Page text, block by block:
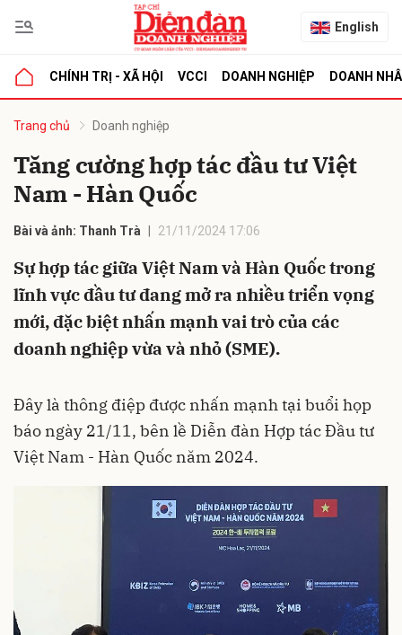
English
CHÍNH TRỊ - XÃ HỘI VCCI DOANH NGHIỆP DOANH
Trang chủ Doanh nghiệp
Tăng cường hợp tác đầu tư Việt
Nam - Hàn Quốc
Bài và ảnh: Thanh Trà 21/11/2024 17:06
Sự hợp tác giữa Việt Nam và Hàn Quốc trong
lĩnh vực đầu tư đang mở ra nhiều triển vọng
mới, đặc biệt nhấn mạnh vai trò của các
doanh nghiệp vừa và nhỏ (SME).
Đây là thông điệp được nhấn mạnh tại buổi họp
báo ngày 21/11, bên lề Diễn đàn Hợp tác Đầu tư
Việt Nam - Hàn Quốc năm 2024.
luận
Hủy